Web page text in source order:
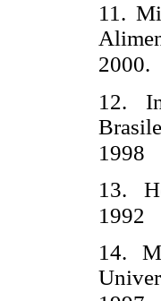
11.
2000.
12.
1998
13.
1992
14.